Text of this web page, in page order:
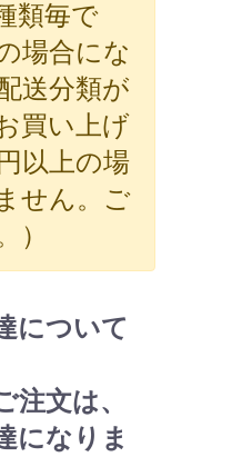
類毎で
場合にな
送分類が
買い上げ
以上の場
せん。ご
について
文は、
になりま